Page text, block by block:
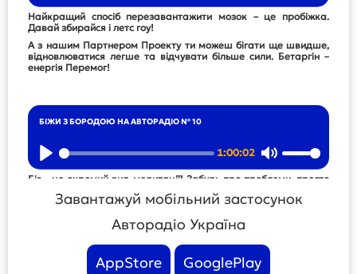
Play Mute
Найкращий спосіб перезавантажити мозок – це пробіжка.
Давай збирайся і летс гоу!
А з нашим Партнером Проекту ти можеш бігати ще швидше,
відновлюватися легше та відчувати більше сили. Бетаргін –
енергія Перемог!
БІЖИ З БОРОДОЮ НА АВТОРАДІО № 10
Play
1:00:02
Mute
Біг – це окремий вид медитації! Забудь про проблеми, просто
А з нашим Партнером Проекту ти можеш бігати ще швидше,
відновлюватися легше та відчувати більше сили. Бетаргін –
Завантажуй мобільний застосунок
Авторадіо Україна
AppStore GooglePlay